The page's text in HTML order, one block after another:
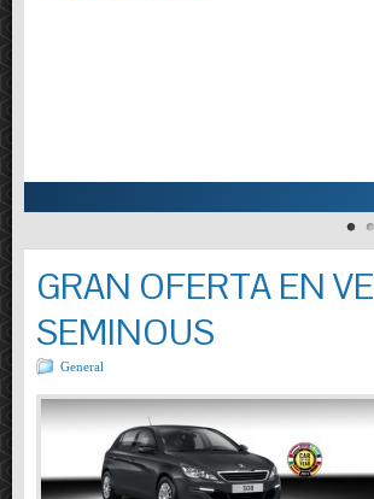
GRAN OFERTA EN
SEMINOUS
General